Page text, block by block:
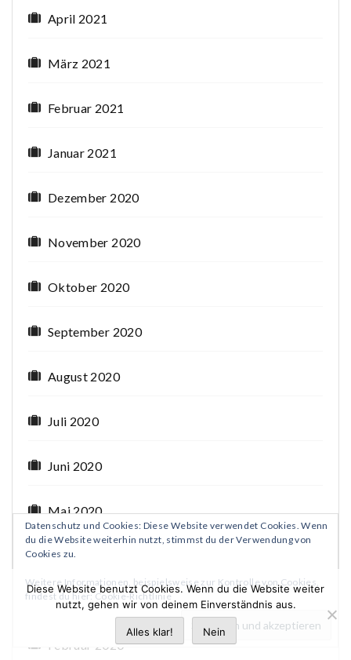
April 2021
März 2021
Februar 2021
Januar 2021
Dezember 2020
November 2020
Oktober 2020
September 2020
August 2020
Juli 2020
Juni 2020
Mai 2020
April 2020
März 2020
Februar 2020
Datenschutz und Cookies: Diese Website verwendet Cookies. Wenn
du die Website weiterhin nutzt, stimmst du der Verwendung von
Cookies zu.
Weitere Informationen, beispielsweise zur Kontrolle von Cookies,
findest du hier:Cookie-Richtlinie
Diese Website benutzt Cookies. Wenn du die Website weiter
nutzt, gehen wir von deinem Einverständnis aus.
Alles klar! Nein